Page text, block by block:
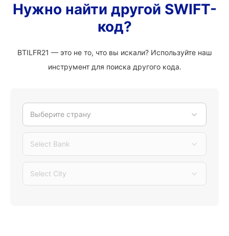
Нужно найти другой SWIFT-
код?
BTILFR21 — это не то, что вы искали? Используйте наш
инструмент для поиска другого кода.
Выберите страну
Select Bank
Select City